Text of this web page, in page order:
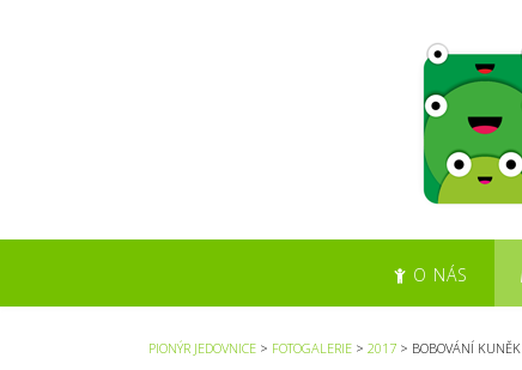
n
O NÁS
PIONÝR JEDOVNICE > FOTOGALERIE > 2017 > BOBOVÁNÍ KUNĚK